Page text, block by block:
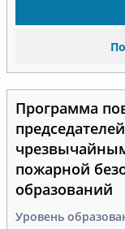
Программа
пожарной
образований
Уровень